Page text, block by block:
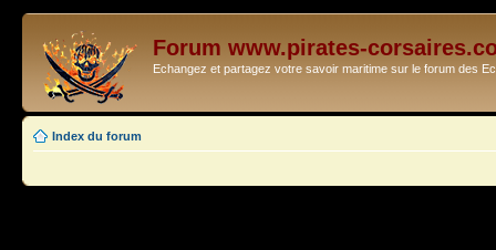
Forum www.pirates-
Echangez et partagez votre savoir maritime sur le forum des
Index du forum